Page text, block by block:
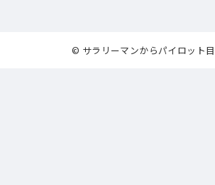
© サラリーマンからパイロット